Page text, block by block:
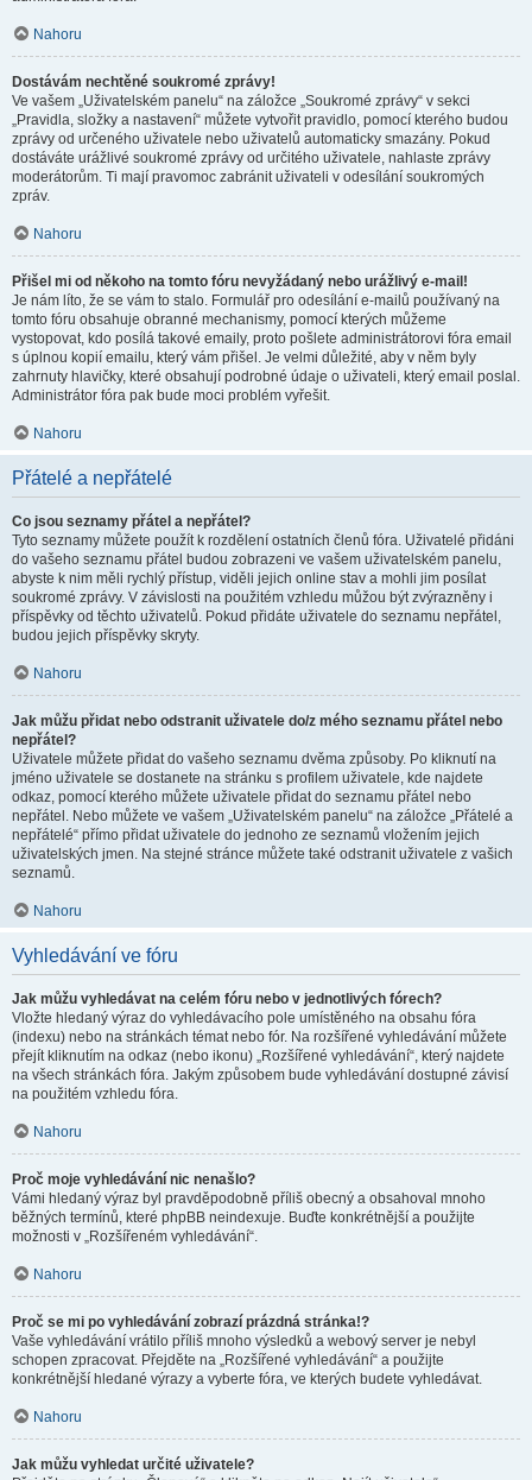
Nahoru
Dostávám nechtěné soukromé zprávy!
Ve vašem „Uživatelském panelu“ na záložce „Soukromé zprávy“ v sekci
„Pravidla, složky a nastavení“ můžete vytvořit pravidlo, pomocí kterého budou
zprávy od určeného uživatele nebo uživatelů automaticky smazány. Pokud
dostáváte urážlivé soukromé zprávy od určitého uživatele, nahlaste zprávy
moderátorům. Ti mají pravomoc zabránit uživateli v odesílání soukromých
zpráv.
Nahoru
Přišel mi od někoho na tomto fóru nevyžádaný nebo urážlivý e-mail!
Je nám líto, že se vám to stalo. Formulář pro odesílání e-mailů používaný na
tomto fóru obsahuje obranné mechanismy, pomocí kterých můžeme
vystopovat, kdo posílá takové emaily, proto pošlete administrátorovi fóra email
s úplnou kopií emailu, který vám přišel. Je velmi důležité, aby v něm byly
zahrnuty hlavičky, které obsahují podrobné údaje o uživateli, který email poslal.
Administrátor fóra pak bude moci problém vyřešit.
Nahoru
Přátelé a nepřátelé
Co jsou seznamy přátel a nepřátel?
Tyto seznamy můžete použít k rozdělení ostatních členů fóra. Uživatelé přidáni
do vašeho seznamu přátel budou zobrazeni ve vašem uživatelském panelu,
abyste k nim měli rychlý přístup, viděli jejich online stav a mohli jim posílat
soukromé zprávy. V závislosti na použitém vzhledu můžou být zvýrazněny i
příspěvky od těchto uživatelů. Pokud přidáte uživatele do seznamu nepřátel,
budou jejich příspěvky skryty.
Nahoru
Jak můžu přidat nebo odstranit uživatele do/z mého seznamu přátel nebo
nepřátel?
Uživatele můžete přidat do vašeho seznamu dvěma způsoby. Po kliknutí na
jméno uživatele se dostanete na stránku s profilem uživatele, kde najdete
odkaz, pomocí kterého můžete uživatele přidat do seznamu přátel nebo
nepřátel. Nebo můžete ve vašem „Uživatelském panelu“ na záložce „Přátelé a
nepřátelé“ přímo přidat uživatele do jednoho ze seznamů vložením jejich
uživatelských jmen. Na stejné stránce můžete také odstranit uživatele z vašich
seznamů.
Nahoru
Vyhledávání ve fóru
Jak můžu vyhledávat na celém fóru nebo v jednotlivých fórech?
Vložte hledaný výraz do vyhledávacího pole umístěného na obsahu fóra
(indexu) nebo na stránkách témat nebo fór. Na rozšířené vyhledávání můžete
přejít kliknutím na odkaz (nebo ikonu) „Rozšířené vyhledávání“, který najdete
na všech stránkách fóra. Jakým způsobem bude vyhledávání dostupné závisí
na použitém vzhledu fóra.
Nahoru
Proč moje vyhledávání nic nenašlo?
Vámi hledaný výraz byl pravděpodobně příliš obecný a obsahoval mnoho
běžných termínů, které phpBB neindexuje. Buďte konkrétnější a použijte
možnosti v „Rozšířeném vyhledávání“.
Nahoru
Proč se mi po vyhledávání zobrazí prázdná stránka!?
Vaše vyhledávání vrátilo příliš mnoho výsledků a webový server je nebyl
schopen zpracovat. Přejděte na „Rozšířené vyhledávání“ a použijte
konkrétnější hledané výrazy a vyberte fóra, ve kterých budete vyhledávat.
Nahoru
Jak můžu vyhledat určité uživatele?